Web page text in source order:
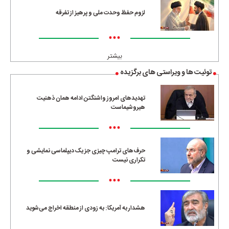
لزوم حفظ وحدت ملی و پرهیز از تفرقه
•••
بیشتر
توئیت ها و ویراستی های برگزیده
تهدیدهای امروز واشنگتن ادامه همان ذهنیت
هیروشیماست
•••
حرف‌های ترامپ چیزی جز یک دیپلماسی نمایشی و
تکراری نیست
•••
هشدار به آمریکا: به زودی از منطقه اخراج می‌شوید